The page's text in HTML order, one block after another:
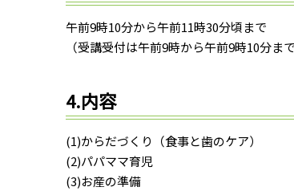
午前9時10分から午前11時30分頃まで
（受講受付は午前9時から午前9時10分まで
4.内容
(1)からだづくり（食事と歯のケア）
(2)パパママ育児
(3)お産の準備